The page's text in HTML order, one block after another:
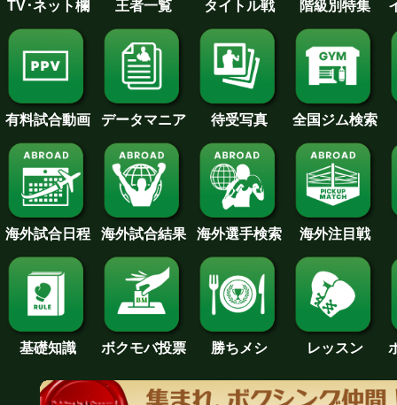
TV･ネット欄 王者一覧 タイトル戦 階級別特集
有料試合動画 データマニア 待受写真 全国ジム検索
海外試合日程 海外試合結果 海外選手検索 海外注目戦
基礎知識 ボクモバ投票 勝ちメシ レッスン